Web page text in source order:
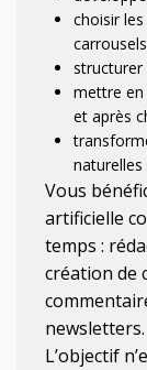
choisir
structurer
mettre en
et après
naturelles
Vous
artificielle
temps :
création de
newsletters.
L’objectif